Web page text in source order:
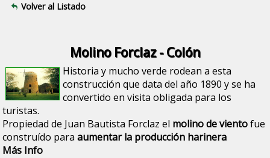
Volver al Listado
Molino Forclaz - Colón
Historia y mucho verde rodean a esta
construcción que data del año 1890 y se ha
convertido en visita obligada para los
turistas.
Propiedad de Juan Bautista Forclaz el molino de vientofue
construído paraaumentar la producción harinera
Más Info